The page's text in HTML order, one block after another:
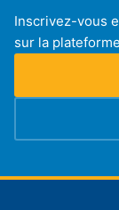
Inscrivez-vous
sur la